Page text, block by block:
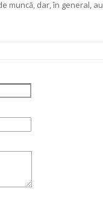
muncă, dar, în general, au